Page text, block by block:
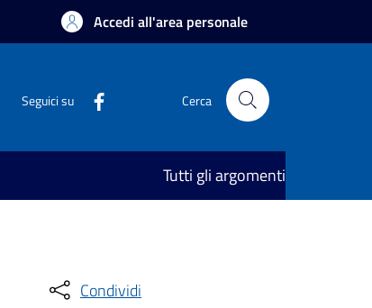
Accedi all'area personale
Seguici su Cerca
Tutti gli argomenti
Condividi